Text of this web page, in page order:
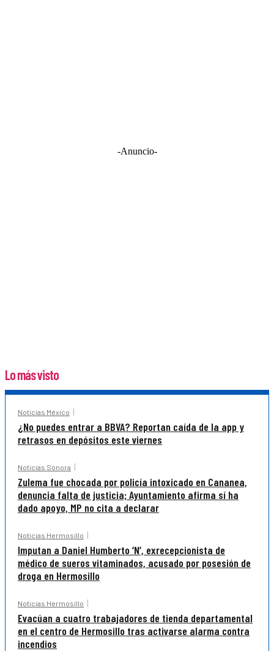
-Anuncio-
Lo más visto
Noticias México
¿No puedes entrar a BBVA? Reportan caída de la app y
retrasos en depósitos este viernes
Noticias Sonora
Zulema fue chocada por policía intoxicado en Cananea,
denuncia falta de justicia; Ayuntamiento afirma sí ha
dado apoyo, MP no cita a declarar
Noticias Hermosillo
Imputan a Daniel Humberto ‘N’, exrecepcionista de
médico de sueros vitaminados, acusado por posesión de
droga en Hermosillo
Noticias Hermosillo
Evacúan a cuatro trabajadores de tienda departamental
en el centro de Hermosillo tras activarse alarma contra
incendios